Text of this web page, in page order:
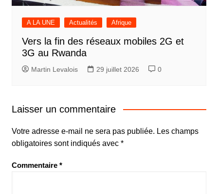
A LA UNE Actualités Afrique
Vers la fin des réseaux mobiles 2G et
3G au Rwanda
Martin Levalois 29 juillet 2026 0
Laisser un commentaire
Votre adresse e-mail ne sera pas publiée. Les champs
obligatoires sont indiqués avec *
Commentaire *